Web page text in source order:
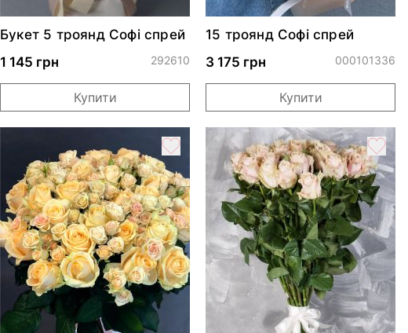
Букет 5 троянд Софі спрей
1 145 грн
292610
Купити
15 троянд Софі спрей
3 175 грн
000101336
Купити